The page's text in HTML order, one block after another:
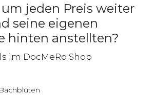
jeden Preis weiter
seine eigenen
hinten anstellten?